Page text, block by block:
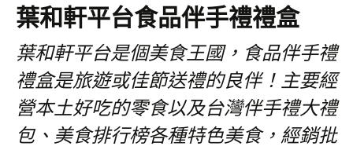
葉和軒平台食品伴手禮禮盒
葉和軒平台是個美食王國，食品伴手禮
禮盒是旅遊或佳節送禮的良伴！主要經
營本土好吃的零食以及台灣伴手禮大禮
包、美食排行榜各種特色美食，經銷批